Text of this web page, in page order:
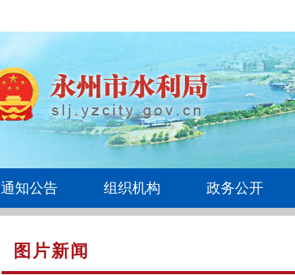
通知公告 组织机构 政务公开
图片新闻